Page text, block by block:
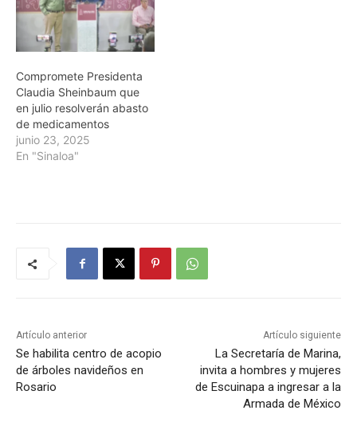
Compromete Presidenta
Claudia Sheinbaum que
en julio resolverán abasto
de medicamentos
junio 23, 2025
En "Sinaloa"
Artículo anterior
Se habilita centro de acopio
de árboles navideños en
Rosario
Artículo siguiente
La Secretaría de Marina,
invita a hombres y mujeres
de Escuinapa a ingresar a la
Armada de México